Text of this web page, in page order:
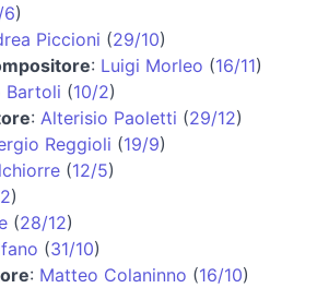
6)
Piccioni (29/10)
: Luigi Morleo (16/11)
Bartoli (10/2)
: Alterisio Paoletti (29/12)
Reggioli (19/9)
(12/5)
)
(28/12)
(31/10)
: Matteo Colaninno (16/10)